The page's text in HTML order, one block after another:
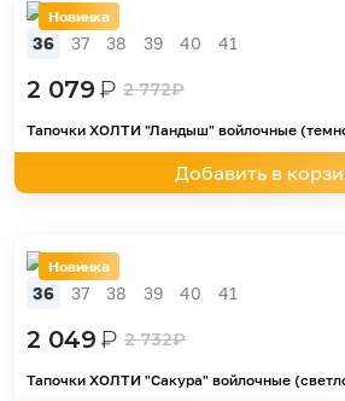
Новинка
36 37 38 39 40 41
2 079₽ 2 772₽
Тапочки ХОЛТИ "Ландыш" войлочные
Добавить в
Новинка
36 37 38 39 40 41
2 049₽ 2 732₽
Тапочки ХОЛТИ "Сакура" войлочные